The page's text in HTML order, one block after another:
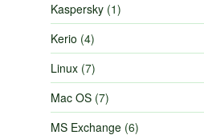
Kaspersky (1)
Kerio (4)
Linux (7)
Mac OS (7)
MS Exchange (6)